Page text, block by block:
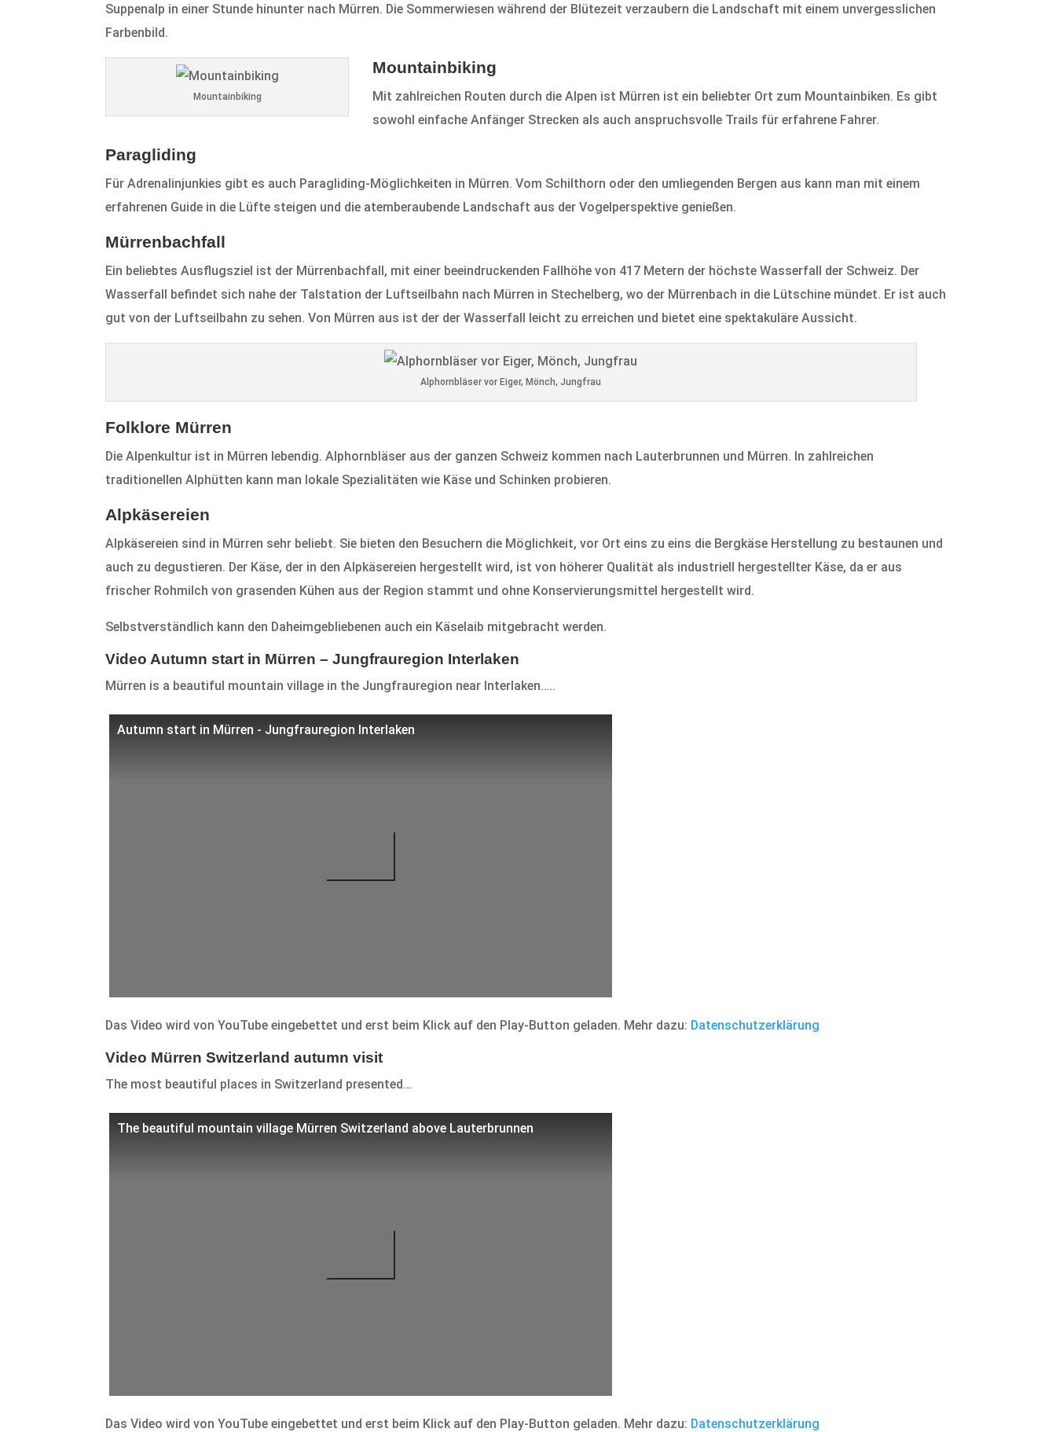
Suppenalp in einer Stunde hinunter nach Mürren. Die Sommerwiesen während der Blütezeit verzaubern die Landschaft mit einem unvergesslichen
Farbenbild.
Mountainbiking
Mountainbiking
Mit zahlreichen Routen durch die Alpen ist Mürren ist ein beliebter Ort zum Mountainbiken. Es gibt
sowohl einfache Anfänger Strecken als auch anspruchsvolle Trails für erfahrene Fahrer.
Paragliding
Für Adrenalinjunkies gibt es auch Paragliding-Möglichkeiten in Mürren. Vom Schilthorn oder den umliegenden Bergen aus kann man mit einem
erfahrenen Guide in die Lüfte steigen und die atemberaubende Landschaft aus der Vogelperspektive genießen.
Mürrenbachfall
Ein beliebtes Ausflugsziel ist der Mürrenbachfall, mit einer beeindruckenden Fallhöhe von 417 Metern der höchste Wasserfall der Schweiz. Der
Wasserfall befindet sich nahe der Talstation der Luftseilbahn nach Mürren in Stechelberg, wo der Mürrenbach in die Lütschine mündet. Er ist auch
gut von der Luftseilbahn zu sehen. Von Mürren aus ist der der Wasserfall leicht zu erreichen und bietet eine spektakuläre Aussicht.
Alphornbläser vor Eiger, Mönch, Jungfrau
Folklore Mürren
Die Alpenkultur ist in Mürren lebendig. Alphornbläser aus der ganzen Schweiz kommen nach Lauterbrunnen und Mürren. In zahlreichen
traditionellen Alphütten kann man lokale Spezialitäten wie Käse und Schinken probieren.
Alpkäsereien
Alpkäsereien sind in Mürren sehr beliebt. Sie bieten den Besuchern die Möglichkeit, vor Ort eins zu eins die Bergkäse Herstellung zu bestaunen und
auch zu degustieren. Der Käse, der in den Alpkäsereien hergestellt wird, ist von höherer Qualität als industriell hergestellter Käse, da er aus
frischer Rohmilch von grasenden Kühen aus der Region stammt und ohne Konservierungsmittel hergestellt wird.
Selbstverständlich kann den Daheimgebliebenen auch ein Käselaib mitgebracht werden.
Video Autumn start in Mürren – Jungfrauregion Interlaken
Mürren is a beautiful mountain village in the Jungfrauregion near Interlaken…..
Autumn start in Mürren - Jungfrauregion Interlaken
Das Video wird von YouTube eingebettet und erst beim Klick auf den Play-Button geladen. Mehr dazu: Datenschutzerklärung
Video Mürren Switzerland autumn visit
The most beautiful places in Switzerland presented…
The beautiful mountain village Mürren Switzerland above Lauterbrunnen
Das Video wird von YouTube eingebettet und erst beim Klick auf den Play-Button geladen. Mehr dazu: Datenschutzerklärung